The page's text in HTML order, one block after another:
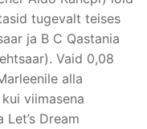
tugevalt teises
ja B C Qastania
Vaid 0,08
alla
viimasena
Dream